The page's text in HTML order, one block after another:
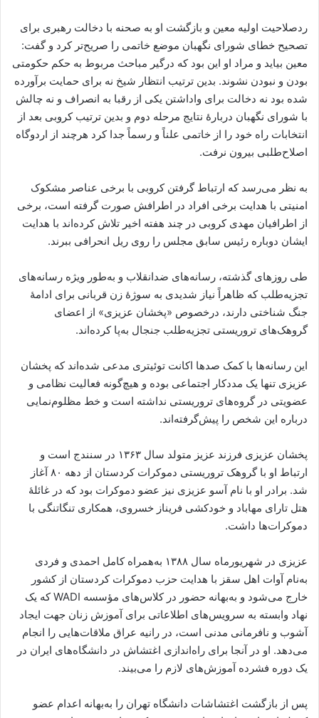
ردصلاحیت اولیه معین و بازگشت او به صحنه با دخالت رهبری برای
تصحیح خطای شورای نگهبان موضع خاتمی را صریح‌تر کرد و گفت:
معین بیاید و مراد او این بود که درگیر مباحث مربوط به حکم حکومتی
بودن و نبودن نشوند. بدین ترتیب انتظار شیخ نه برای حمایت برآورده
شده بود نه دخالت برای واداشتن یکی از رقبا به انصراف و نه چالش
با شورای نگهبان دربارۀ نتایج مرحله دوم و بدین ترتیب کروبی بعد از
انتخابات راه خود را از خاتمی علناً و رسماً جدا کرد هرچند از اردوگاه
اصلاح‌طلبی بیرون نرفت.
به نظر می‌رسد که ارتباط گرفتن کروبی با برخی عناصر مشکوک
امنیتی با هدایت برخی افراد در اطرافش صورت گرفته است، برخی
از اطرافیان مهدی کروبی در چند هفته اخیر تلاش کرده‌اند با هدایت
ایشان دوباره رئیس سابق مجلس را روی ریل انحرافی ببرند.
طی روزهای گذشته، رسانه‌های ضدانقلاب و به‌طور ویژه رسانه‌های
تجزیه‌طلب که ظاهراً نیاز شدیدی به سوژۀ زن قربانی برای ادامۀ
جنگ شناختی دارند، درخصوص «پخشان عزیزی» از اعضای
گروهک‌های تروریستی تجزیه‌طلب جنجال به‌پا کرده‌اند.
این رسانه‌ها با کمک صدها اکانت توئیتری مدعی شده‌اند که پخشان
عزیزی تنها یک مددکار اجتماعی بوده و هیچ‌گونه فعالیت نظامی و
عضویتی در گروه‌های تروریستی نداشته است و خط مظلوم‌نمایی
درباره این شخص را پیش‌گرفته‌اند.
پخشان عزیزی فرزند عزیز متولد سال ۱۳۶۳ در سنندج است و
ارتباط او با گروهک تروریستی دموکرات کردستان از دهه ۸۰ آغاز
شد. برادر او با نام آسو عزیزی نیز عضو دموکرات بود که در غائلۀ
هتل تارای مهاباد و خودکشی فریناز خسروی، همکاری تنگاتنگی با
دموکرات‌ها داشت.
عزیزی در شهریورماه سال ۱۳۸۸ به‌همراه کامل احمدی و فردی
به‌نام آوات اهل سقز با هدایت حزب دموکرات کردستان از کشور
خارج می‌شود و به‌بهانه حضور در کلاس‌های مؤسسه WADI که یک
نهاد وابسته به سرویس‌های اطلاعاتی برای آموزش زنان جهت ایجاد
آشوب و نافرمانی مدنی است، در رانیه عراق ملاقات‌هایی را انجام
می‌دهد. او در آنجا برای راه‌اندازی اغتشاش در دانشگاه‌های ایران در
یک دوره فشرده آموزش‌های لازم را می‌بیند.
پس از بازگشت اغتشاشات دانشگاه تهران را به‌بهانه اعدام عضو